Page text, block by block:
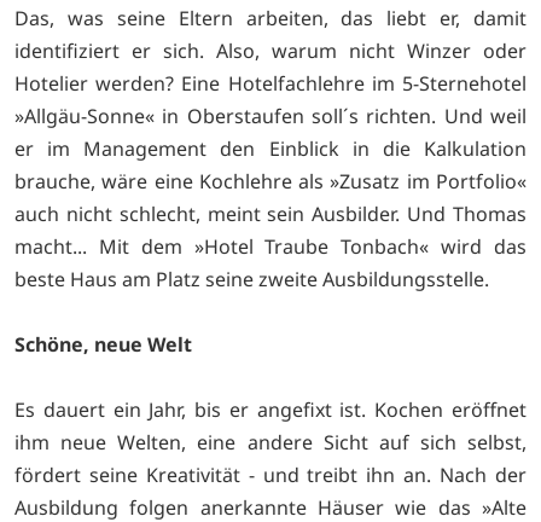
Das, was seine Eltern arbeiten, das liebt er, damit
identifiziert er sich. Also, warum nicht Winzer oder
Hotelier werden? Eine Hotelfachlehre im 5-Sternehotel
»Allgäu-Sonne« in Oberstaufen soll´s richten. Und weil
er im Management den Einblick in die Kalkulation
brauche, wäre eine Kochlehre als »Zusatz im Portfolio«
auch nicht schlecht, meint sein Ausbilder. Und Thomas
macht... Mit dem »Hotel Traube Tonbach« wird das
beste Haus am Platz seine zweite Ausbildungsstelle.
Schöne, neue Welt
Es dauert ein Jahr, bis er angefixt ist. Kochen eröffnet
ihm neue Welten, eine andere Sicht auf sich selbst,
fördert seine Kreativität - und treibt ihn an. Nach der
Ausbildung folgen anerkannte Häuser wie das »Alte